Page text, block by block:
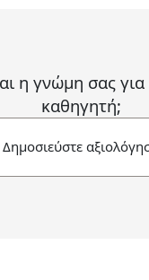
η γνώμη σας
καθηγητή;
Δημοσιεύστε